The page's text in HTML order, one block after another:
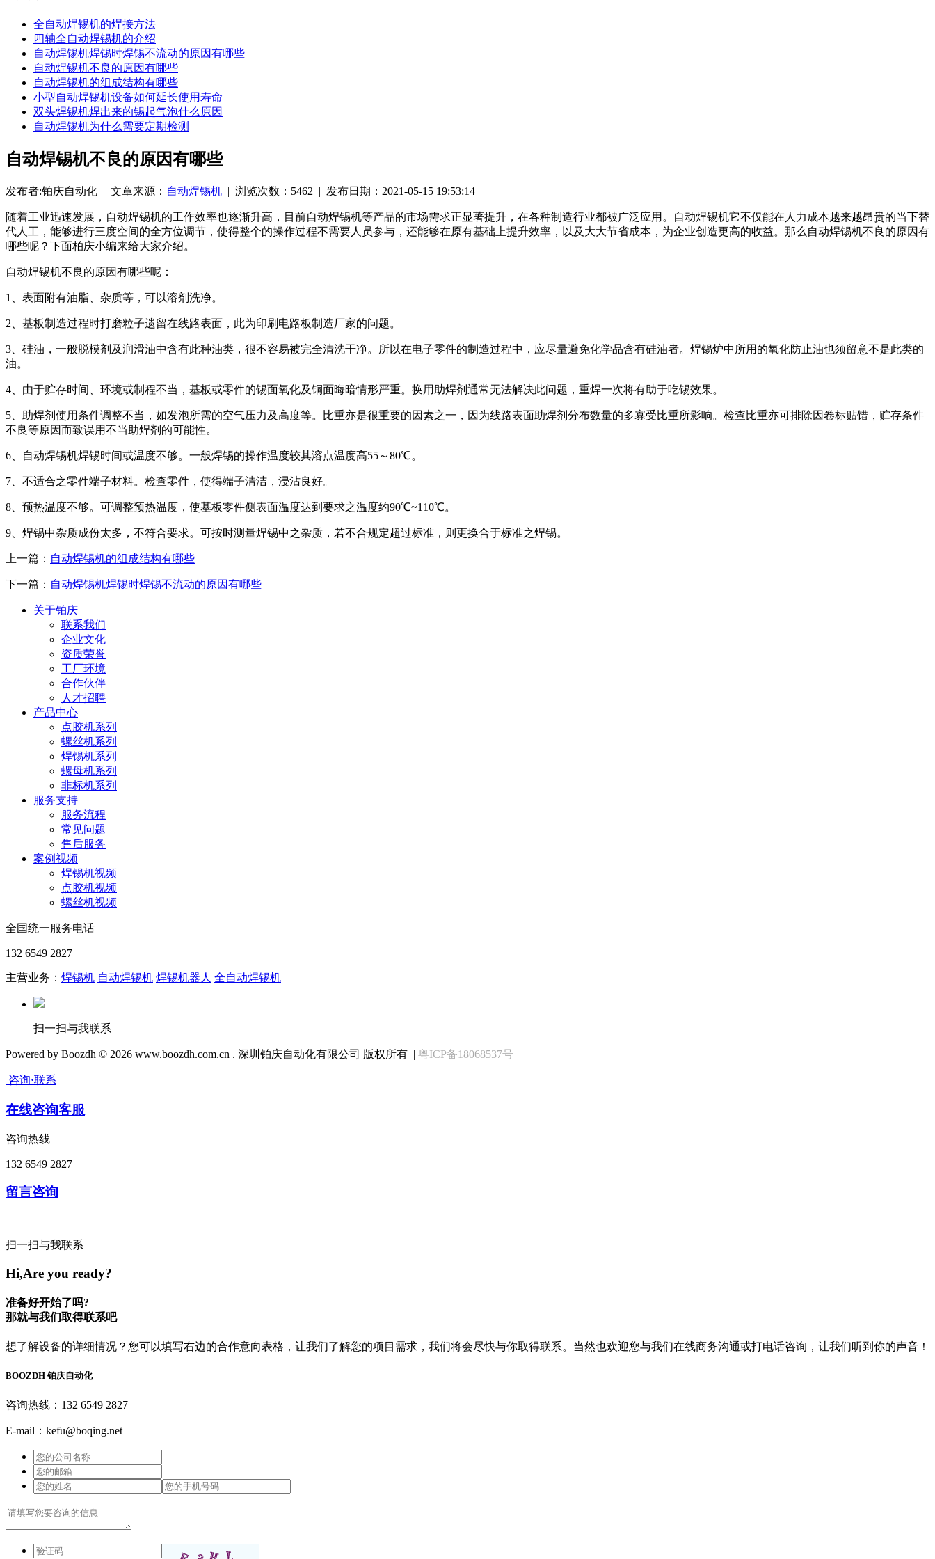
全自动焊锡机的焊接方法
四轴全自动焊锡机的介绍
自动焊锡机焊锡时焊锡不流动的原因有哪些
自动焊锡机不良的原因有哪些
自动焊锡机的组成结构有哪些
小型自动焊锡机设备如何延长使用寿命
双头焊锡机焊出来的锡起气泡什么原因
自动焊锡机为什么需要定期检测
自动焊锡机不良的原因有哪些
发布者:铂庆自动化 | 文章来源： 自动焊锡机 | 浏览次数：5462 | 发布日期：2021-05-15 19:53:14
随着工业迅速发展，自动焊锡机的工作效率也逐渐升高，目前自动焊锡机等产品的市场需求正显著提升，在各种制造行业都被广泛应用。自动焊锡机它不仅能在人力成本越来越昂贵的当下替
代人工，能够进行三度空间的全方位调节，使得整个的操作过程不需要人员参与，还能够在原有基础上提升效率，以及大大节省成本，为企业创造更高的收益。那么自动焊锡机不良的原因有
哪些呢？下面柏庆小编来给大家介绍。
自动焊锡机不良的原因有哪些呢：
1、表面附有油脂、杂质等，可以溶剂洗净。
2、基板制造过程时打磨粒子遗留在线路表面，此为印刷电路板制造厂家的问题。
3、硅油，一般脱模剂及润滑油中含有此种油类，很不容易被完全清洗干净。所以在电子零件的制造过程中，应尽量避免化学品含有硅油者。焊锡炉中所用的氧化防止油也须留意不是此类的
油。
4、由于贮存时间、环境或制程不当，基板或零件的锡面氧化及铜面晦暗情形严重。换用助焊剂通常无法解决此问题，重焊一次将有助于吃锡效果。
5、助焊剂使用条件调整不当，如发泡所需的空气压力及高度等。比重亦是很重要的因素之一，因为线路表面助焊剂分布数量的多寡受比重所影响。检查比重亦可排除因卷标贴错，贮存条件
不良等原因而致误用不当助焊剂的可能性。
6、自动焊锡机焊锡时间或温度不够。一般焊锡的操作温度较其溶点温度高55～80℃。
7、不适合之零件端子材料。检查零件，使得端子清洁，浸沾良好。
8、预热温度不够。可调整预热温度，使基板零件侧表面温度达到要求之温度约90℃~110℃。
9、焊锡中杂质成份太多，不符合要求。可按时测量焊锡中之杂质，若不合规定超过标准，则更换合于标准之焊锡。
上一篇： 自动焊锡机的组成结构有哪些
下一篇： 自动焊锡机焊锡时焊锡不流动的原因有哪些
关于铂庆
联系我们
企业文化
资质荣誉
工厂环境
合作伙伴
人才招聘
产品中心
点胶机系列
螺丝机系列
焊锡机系列
螺母机系列
非标机系列
服务支持
服务流程
常见问题
售后服务
案例视频
焊锡机视频
点胶机视频
螺丝机视频
全国统一服务电话
132 6549 2827
主营业务： 焊锡机 自动焊锡机 焊锡机器人 全自动焊锡机
扫一扫与我联系
Powered by Boozdh © 2026 www.boozdh.com.cn . 深圳铂庆自动化有限公司 版权所有 | 粤ICP备18068537号
咨询·联系
在线咨询客服
咨询热线
132 6549 2827
留言咨询
扫一扫与我联系
Hi,Are you ready?
准备好开始了吗?
那就与我们取得联系吧
想了解设备的详细情况？您可以填写右边的合作意向表格，让我们了解您的项目需求，我们将会尽快与你取得联系。当然也欢迎您与我们在线商务沟通或打电话咨询，让我们听到你的声音！
BOOZDH 铂庆自动化
咨询热线：132 6549 2827
E-mail：kefu@boqing.net